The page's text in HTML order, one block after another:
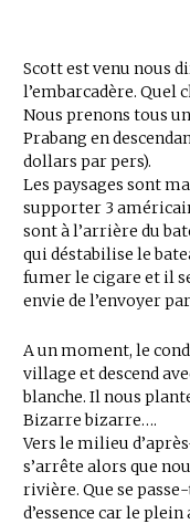
Scott est venu nous
l’embarcadère. Quel
Nous prenons tous
Prabang en
dollars par pers).
Les paysages sont
supporter 3
sont à l’arrière du
qui déstabilise le
fumer le cigare et il
envie de l’envoyer
A un moment, le
village et descend
blanche. Il nous
Bizarre bizarre….
Vers le milieu
s’arrête alors que
rivière. Que se
d’essence car le